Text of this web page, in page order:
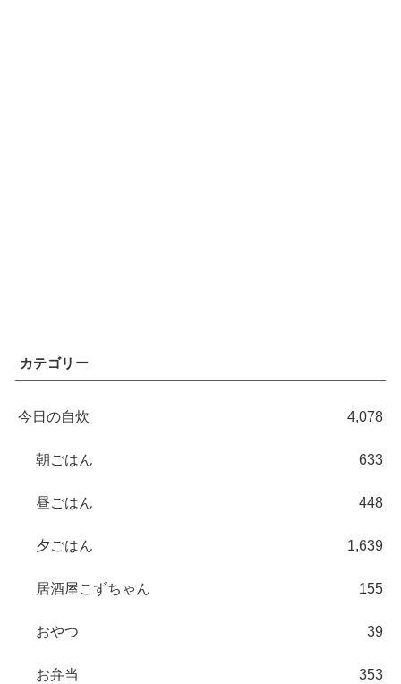
カテゴリー
今日の自炊 4,078
朝ごはん 633
昼ごはん 448
夕ごはん 1,639
居酒屋こずちゃん 155
おやつ 39
お弁当 353